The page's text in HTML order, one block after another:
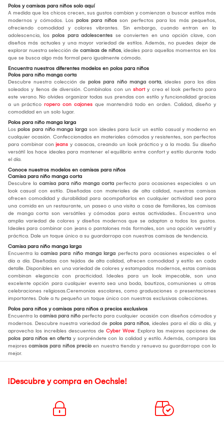
Polos y camisas para niños solo aquí
A medida que los chicos crecen, sus gustos cambian y comienzan a buscar estilos más
modernos y cómodos. Los polos para niños son perfectos para los más pequeños,
ofreciendo comodidad y colores vibrantes. Sin embargo, cuando entran en la
adolescencia, los polos para adolescentes se convierten en una opción clave, con
diseños más actuales y una mayor variedad de estilos. Además, no puedes dejar de
explorar nuestra selección de camisas de niños, ideales para aquellos momentos en los
que se busca algo más formal pero igualmente cómodo.
Encuentra nuestros diferentes modelos en polos para niños
Polos para niño manga corta
Descubre nuestra colección de polos para niño manga corta, ideales para los días
soleados y llenos de diversión. Combínalos con un shorty crea el look perfecto para
este verano. No olvides organizar todas sus prendas con estilo y funcionalidad gracias
a un práctico ropero con cajones que mantendrá todo en orden. Calidad, diseño y
comodidad en un solo lugar.
Polos para niño manga larga
Los polos para niño manga larga son ideales para lucir un estilo casual y moderno en
cualquier ocasión. Confeccionados en materiales cómodos y resistentes, son perfectos
para combinar con jeans y casacas, creando un look práctico y a la moda. Su diseño
versátil los hace ideales para mantener el equilibrio entre confort y estilo durante todo
el día.
Conoce nuestros modelos en camisas para niños
Camisa para niño manga corta
Descubre la camisa para niño manga corta perfecta para ocasiones especiales o un
look casual con estilo. Diseñadas con materiales de alta calidad, nuestras camisas
ofrecen comodidad y durabilidad para acompañarlos en cualquier actividad sea para
una comida en un restaurante, un paseo o una visita a casa de familiares, las camisas
de manga corta son versátiles y cómodas para estas actividades.. Encuentra una
amplia variedad de colores y diseños modernos que se adaptan a todos los gustos.
Ideales para combinar con jeans o pantalones más formales, son una opción versátil y
práctica. Dale un toque único a su guardarropa con nuestras camisas de tendencia.
Camisa para niño manga larga
Encuentra la camisa para niño manga larga perfecta para ocasiones especiales o el
día a día. Diseñadas con tejidos de alta calidad, ofrecen comodidad y estilo en cada
detalle. Disponibles en una variedad de colores y estampados modernos, estas camisas
combinan elegancia con practicidad. Ideales para un look impecable, son una
excelente opción para cualquier evento sea una boda, bautizos, comuniones u otras
celebraciones religiosas.Ceremonias escolares, como graduaciones o presentaciones
importantes. Dale a tu pequeño un toque único con nuestras exclusivas colecciones.
Polos para niños y camisas para niños a precios exclusivos
Encuentra la camisa para niño perfecta para cualquier ocasión con diseños cómodos y
modernos. Descubre nuestra variedad de polos para niños, ideales para el día a día, y
aprovecha los increíbles descuentos de Cyber Wow. Explora las mejores opciones de
polos para niños en oferta y sorpréndete con la calidad y estilo. Además, compara las
mejores camisas para niños precio en nuestra tienda y renueva su guardarropa con lo
mejor.
¡Descubre y compra en Oechsle!